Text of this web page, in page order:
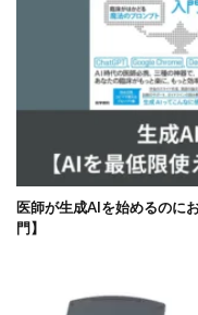
医師が生成AIを始めるのに
門】